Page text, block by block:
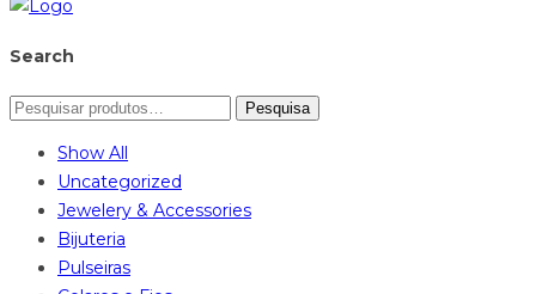
Search
Pesquisa
Show All
Uncategorized
Jewelery & Accessories
Bijuteria
Pulseiras